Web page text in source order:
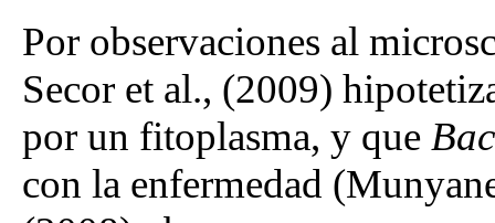
Por observaciones al
Secor et al., (2009)
por un fitoplasma, y que
con la enfermedad